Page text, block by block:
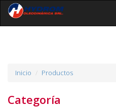
Inicio Productos
Categoría